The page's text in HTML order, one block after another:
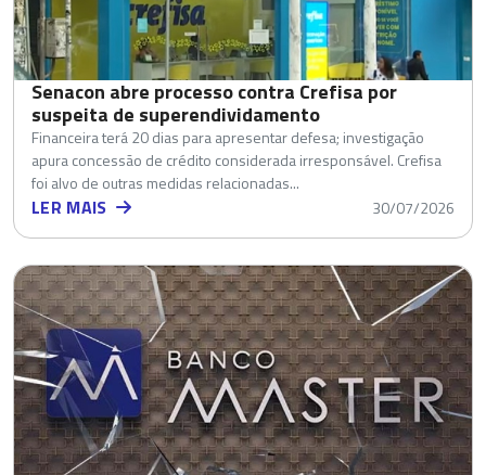
Senacon abre processo contra Crefisa por
suspeita de superendividamento
Financeira terá 20 dias para apresentar defesa; investigação
apura concessão de crédito considerada irresponsável. Crefisa
foi alvo de outras medidas relacionadas...
LER MAIS 30/07/2026